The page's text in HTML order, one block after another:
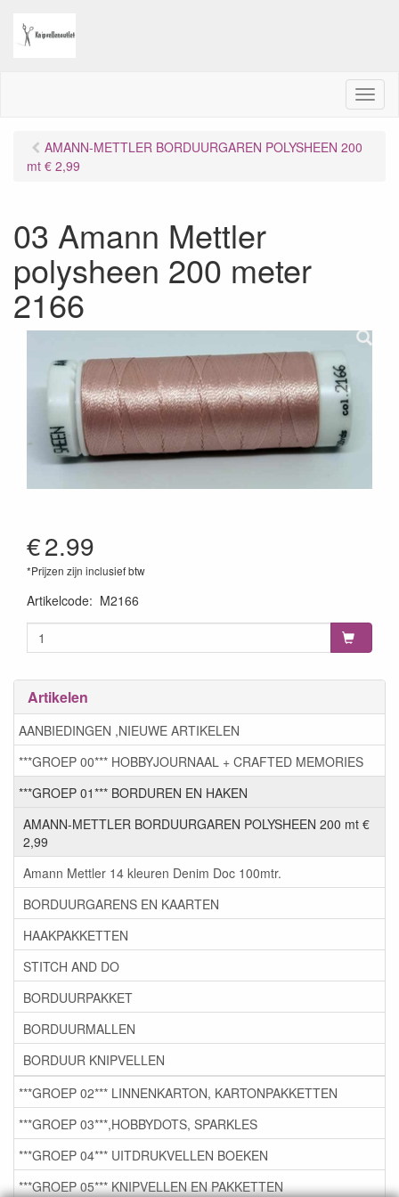
M
e
AMANN-METTLER BORDUURGAREN POLYSHEEN 200
mt € 2,99
03 Amann Mettler
polysheen 200 meter
2166
€2.99
*Prijzen zijn inclusief btw
Artikelcode: M2166
Artikelen
AANBIEDINGEN ,NIEUWE ARTIKELEN
***GROEP 00*** HOBBYJOURNAAL + CRAFTED MEMORIES
***GROEP 01*** BORDUREN EN HAKEN
AMANN-METTLER BORDUURGAREN POLYSHEEN 200 mt €
2,99
Amann Mettler 14 kleuren Denim Doc 100mtr.
BORDUURGARENS EN KAARTEN
HAAKPAKKETTEN
STITCH AND DO
BORDUURPAKKET
BORDUURMALLEN
BORDUUR KNIPVELLEN
***GROEP 02*** LINNENKARTON, KARTONPAKKETTEN
***GROEP 03***,HOBBYDOTS, SPARKLES
***GROEP 04*** UITDRUKVELLEN BOEKEN
***GROEP 05*** KNIPVELLEN EN PAKKETTEN